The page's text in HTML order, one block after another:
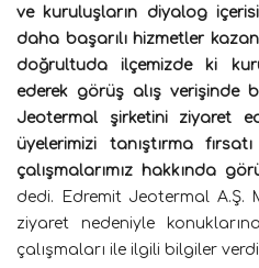
ve kuruluşların diyalog
daha başarılı hizmetler
doğrultuda ilçemizde ki
ederek görüş alış verişinde
Jeotermal şirketini ziyaret
üyelerimizi tanıştırma
çalışmalarımız hakkında
dedi. Edremit Jeotermal A.Ş.
ziyaret nedeniyle
çalışmaları ile ilgili bilgiler